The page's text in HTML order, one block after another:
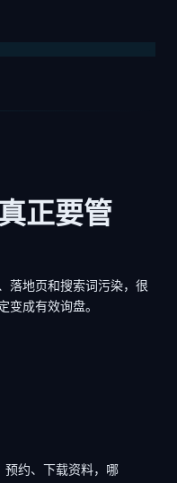
正要管
落地页和搜索词污染，很
变成有效询盘。
预约、下载资料，哪